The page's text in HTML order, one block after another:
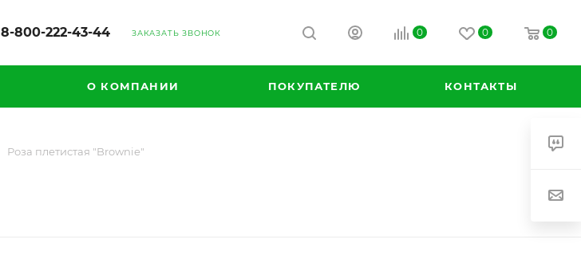
8-800-222-43-44 ЗАКАЗАТЬ ЗВОНОК 0 0 0
О КОМПАНИИ ПОКУПАТЕЛЮ КОНТАКТЫ
Роза плетистая "Brownie"